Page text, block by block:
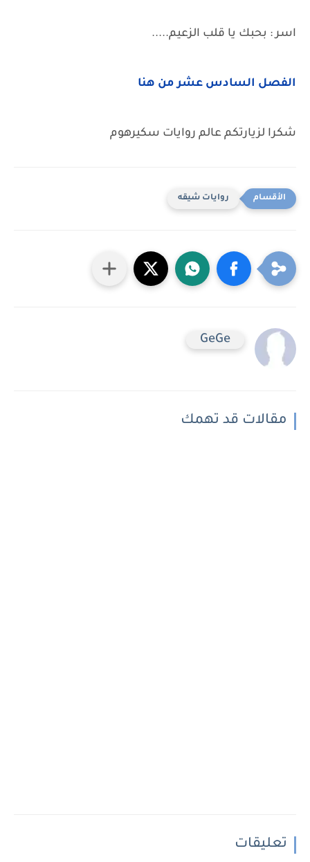
اسر : بحبك يا قلب الزعيم.....
الفصل السادس عشر من هنا
شكرا لزيارتكم عالم روايات سكيرهوم
روايات شيقه
GeGe
مقالات قد تهمك
تعليقات